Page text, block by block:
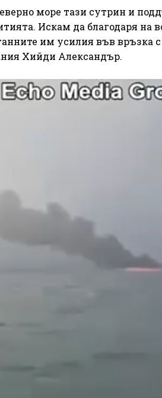
море тази сутрин и
Искам да благодаря на
им усилия във връзка с
Хийди Александър.